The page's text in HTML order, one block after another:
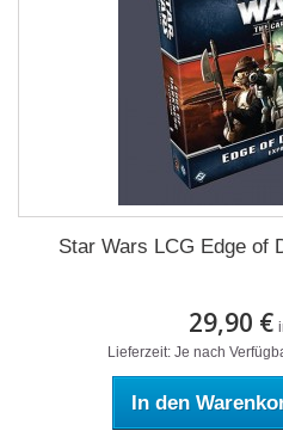
Star Wars LCG Edge of
29,90 €
Lieferzeit: Je nach
In den